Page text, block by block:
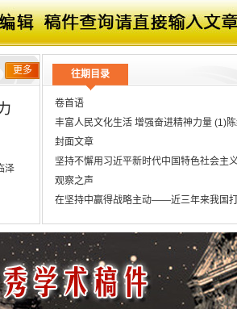
往期目录
卷首语
丰富人民文化生活 增强奋进精神力量 (1)
封面文章
坚持不懈用习近平新时代中国特色社会主
观察之声
在坚持中赢得战略主动——近三年来我国
推动实现全体老年人享有基本养老服务
社区治理亮点新观察 (18)
思想家
论实现碳达峰与碳中和的路径探析 (22)高
更多
泽
发展,新媒介的发展速度也越来越快。这对新
新闻编辑的创新意识、整合能力,是当前新闻
工作中存在的一些问题进行了分析,并提出了